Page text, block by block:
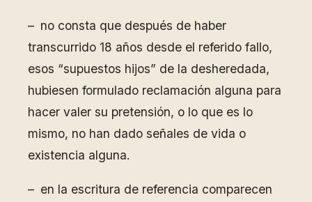
– no consta que después de haber
transcurrido 18 años desde el referido fallo,
esos “supuestos hijos” de la desheredada,
hubiesen formulado reclamación alguna para
hacer valer su pretensión, o lo que es lo
mismo, no han dado señales de vida o
existencia alguna.
– en la escritura de referencia comparecen